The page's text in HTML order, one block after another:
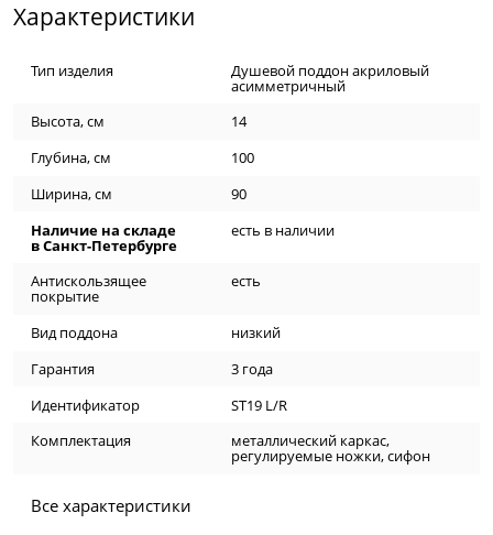
Характеристики
Тип изделия Душевой поддон акриловый
асимметричный
Высота, см
14
Глубина, см
100
Ширина, см
90
Наличие на складе
в Санкт-Петербурге
есть в наличии
Антискользящее
покрытие
есть
Вид поддона
низкий
Гарантия
3 года
Идентификатор
ST19 L/R
Комплектация
металлический каркас,
регулируемые ножки, сифон
Все характеристики